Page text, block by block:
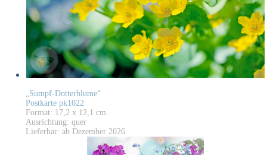
„Sumpf-Dotterblume“
Postkarte pk1022
Format: 17,2 x 12,1 cm
Ausrichtung: quer
Lieferbar: ab Dezember 2026